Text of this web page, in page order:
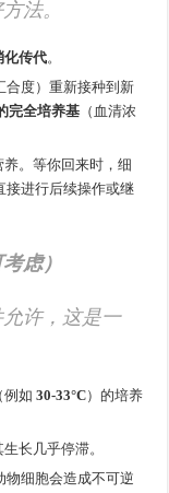
法。
化传代。
合度）重新接种到新
完全培养基 （血清浓
养。等你回来时，细
接进行后续操作或继
虑）
许，这是一
例如30-33°C）的培养
长几乎停滞。
物细胞会造成不可逆